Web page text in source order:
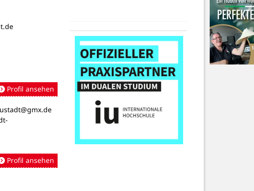
Profil ansehen
Profil ansehen